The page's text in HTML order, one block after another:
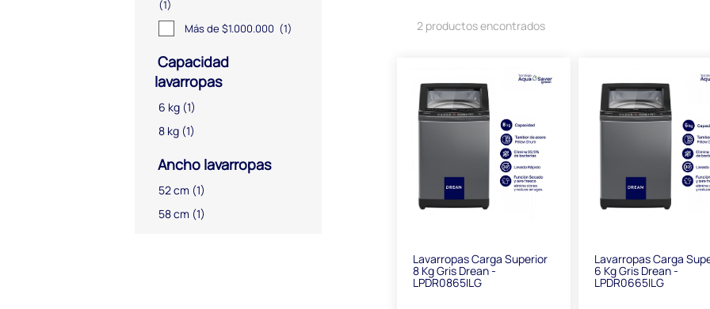
(1)
Más de $1.000.000 (1)
Capacidad
lavarropas
6 kg (1)
8 kg (1)
Ancho lavarropas
52 cm (1)
58 cm (1)
2 productos encontrados
Lavarropas Carga Superior
8 Kg Gris Drean -
LPDR0865ILG
Lavarropas Carga
6 Kg Gris Drean -
LPDR0665ILG